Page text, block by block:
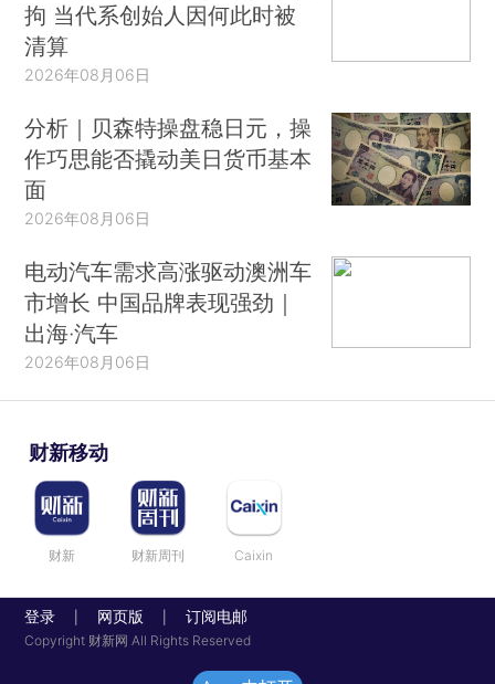
拘 当代系创始人因何此时被
清算
2026年08月06日
分析｜贝森特操盘稳日元，操
作巧思能否撬动美日货币基本
面
2026年08月06日
电动汽车需求高涨驱动澳洲车
市增长 中国品牌表现强劲｜
出海·汽车
2026年08月06日
财新移动
财新 财新周刊 Caixin
登录 网页版 订阅电邮
Copyright 财新网 All Rights Reserved